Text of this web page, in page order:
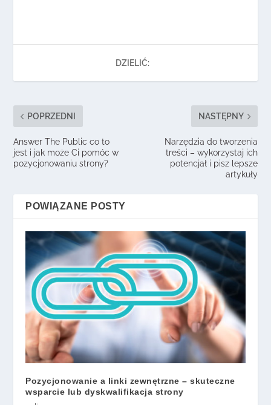
DZIELIĆ:
POPRZEDNI
Answer The Public co to
jest i jak może Ci pomóc w
pozycjonowaniu strony?
NASTĘPNY
Narzędzia do tworzenia
treści – wykorzystaj ich
potencjał i pisz lepsze
artykuły
POWIĄZANE POSTY
Pozycjonowanie a linki zewnętrzne – skuteczne
wsparcie lub dyskwalifikacja strony